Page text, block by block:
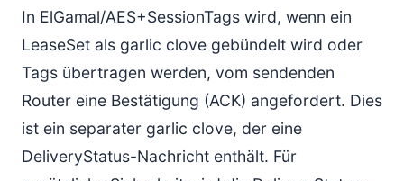
In ElGamal/AES+SessionTags wird, wenn ein
LeaseSet als garlic clove gebündelt wird oder
Tags übertragen werden, vom sendenden
Router eine Bestätigung (ACK) angefordert. Dies
ist ein separater garlic clove, der eine
DeliveryStatus-Nachricht enthält. Für